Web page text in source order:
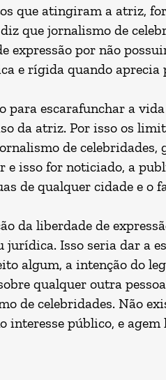
que atingiram a atriz,
que jornalismo de
expressão por não
e rígida quando
escarafunchar a
da atriz. Por isso os
de celebridades,
isso for noticiado, a
de qualquer cidade e o
da liberdade de
Isso seria dar a
algum, a intenção do
qualquer outra
de celebridades. Não
público, e agem